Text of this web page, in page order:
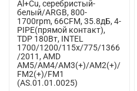
Al+Cu, серебристый-
белый/ARGB, 800-
1700rpm, 66CFM, 35.8дБ, 4-
PIPE(прямой контакт),
TDP 180Вт, INTEL
1700/1200/115x/775/1366
/2011, AMD
AM5/AM4/AM3(+)/AM2(+)/
FM2(+)/FM1
(AS.01.01.0025)